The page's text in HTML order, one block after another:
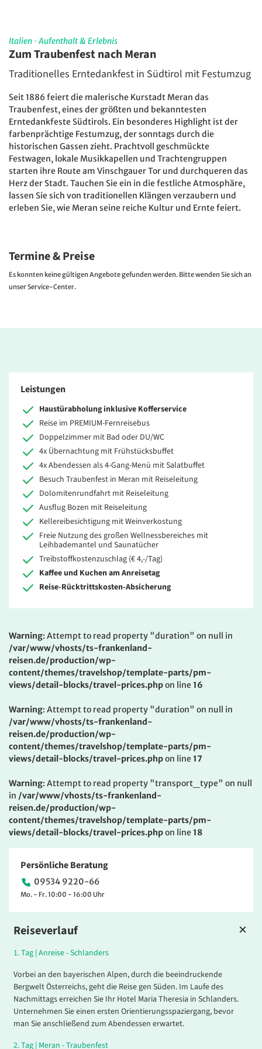
Italien ·Aufenthalt & Erlebnis
Zum Traubenfest nach Meran
Traditionelles Erntedankfest in Südtirol mit Festumzug
Seit 1886 feiert die malerische Kurstadt Meran das
Traubenfest, eines der größten und bekanntesten
Erntedankfeste Südtirols. Ein besonderes Highlight ist der
farbenprächtige Festumzug, der sonntags durch die
historischen Gassen zieht. Prachtvoll geschmückte
Festwagen, lokale Musikkapellen und Trachtengruppen
starten ihre Route am Vinschgauer Tor und durchqueren das
Herz der Stadt. Tauchen Sie ein in die festliche Atmosphäre,
lassen Sie sich von traditionellen Klängen verzaubern und
erleben Sie, wie Meran seine reiche Kultur und Ernte feiert.
Termine & Preise
Es konnten keine gültigen Angebote gefunden werden. Bitte wenden Sie sich an
unser Service-Center.
Reiseverlauf
1.Tag | Anreise - Schlanders
Vorbei an den bayerischen Alpen, durch die beeindruckende
Bergwelt Österreichs, geht die Reise gen Süden. Im Laufe des
Nachmittags erreichen Sie Ihr Hotel Maria Theresia in Schlanders.
Unternehmen Sie einen ersten Orientierungsspaziergang, bevor
man Sie anschließend zum Abendessen erwartet.
2.Tag | Meran - Traubenfest
Leistungen
Haustürabholung inklusive Kofferservice
Reise im PREMIUM-Fernreisebus
Doppelzimmer mit Bad oder DU/WC
4x Übernachtung mit Frühstücksbuffet
4x Abendessen als 4-Gang-Menü mit Salatbuffet
Besuch Traubenfest in Meran mit Reiseleitung
Dolomitenrundfahrt mit Reiseleitung
Ausflug Bozen mit Reiseleitung
Kellereibesichtigung mit Weinverkostung
Freie Nutzung des großen Wellnessbereiches mit
Leihbademantel und Saunatücher
Treibstoffkostenzuschlag (€ 4,-/Tag)
Kaffee und Kuchen am Anreisetag
Reise-Rücktrittskosten-Absicherung
Warning: Attempt to read property "duration" on null in
/var/www/vhosts/ts-frankenland-
reisen.de/production/wp-
content/themes/travelshop/template-parts/pm-
views/detail-blocks/travel-prices.phpon line 16
Warning: Attempt to read property "duration" on null in
/var/www/vhosts/ts-frankenland-
reisen.de/production/wp-
content/themes/travelshop/template-parts/pm-
views/detail-blocks/travel-prices.phpon line 17
Warning: Attempt to read property "transport_type" on null
in /var/www/vhosts/ts-frankenland-
reisen.de/production/wp-
content/themes/travelshop/template-parts/pm-
views/detail-blocks/travel-prices.phpon line 18
Persönliche Beratung
09534 9220-66
Mo. - Fr. 10:00 - 16:00 Uhr